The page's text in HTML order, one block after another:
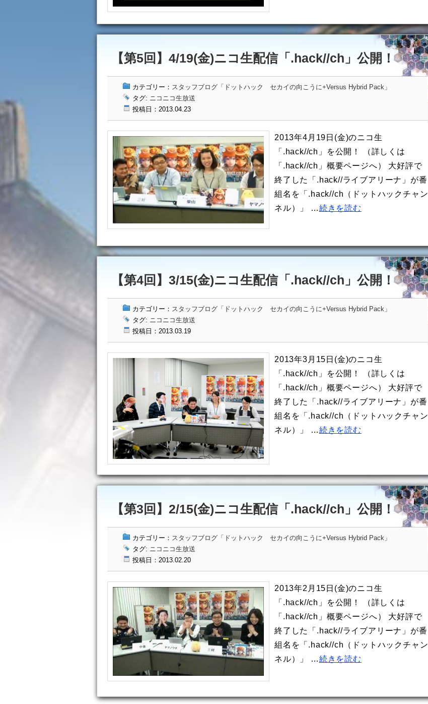
【第5回】4/19(金)ニコ生配信「.hack//ch」公開！
カテゴリー： スタッフブログ「ドットハック セカイの向こうに+Versus Hybrid Pack」
タグ: ニコニコ生放送
投稿日：2013.04.23
2013年4月19日(金)のニコ生
「.hack//ch」を公開！ （詳しくは
「.hack//ch」概要ページへ） 大好評で
終了した「.hack//ライブアリーナ」が番
組名を「.hack//ch（ドットハックチャン
ネル）」 …続きを読む
【第4回】3/15(金)ニコ生配信「.hack//ch」公開！
カテゴリー： スタッフブログ「ドットハック セカイの向こうに+Versus Hybrid Pack」
タグ: ニコニコ生放送
投稿日：2013.03.19
2013年3月15日(金)のニコ生
「.hack//ch」を公開！ （詳しくは
「.hack//ch」概要ページへ） 大好評で
終了した「.hack//ライブアリーナ」が番
組名を「.hack//ch（ドットハックチャン
ネル）」 …続きを読む
【第3回】2/15(金)ニコ生配信「.hack//ch」公開！
カテゴリー： スタッフブログ「ドットハック セカイの向こうに+Versus Hybrid Pack」
タグ: ニコニコ生放送
投稿日：2013.02.20
2013年2月15日(金)のニコ生
「.hack//ch」を公開！ （詳しくは
「.hack//ch」概要ページへ） 大好評で
終了した「.hack//ライブアリーナ」が番
組名を「.hack//ch（ドットハックチャン
ネル）」 …続きを読む